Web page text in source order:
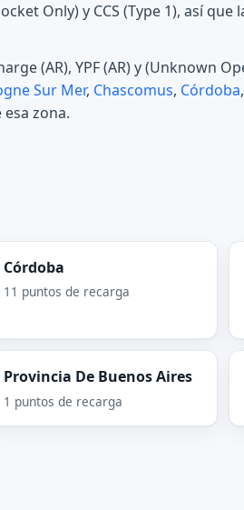
Only) y CCS (Type 1), así
(AR), YPF (AR) y (Unknown
Sur Mer, Chascomus, Córdoba,
zona.
Córdoba
11 puntos de recarga
Provincia De Buenos Aires
1 puntos de recarga